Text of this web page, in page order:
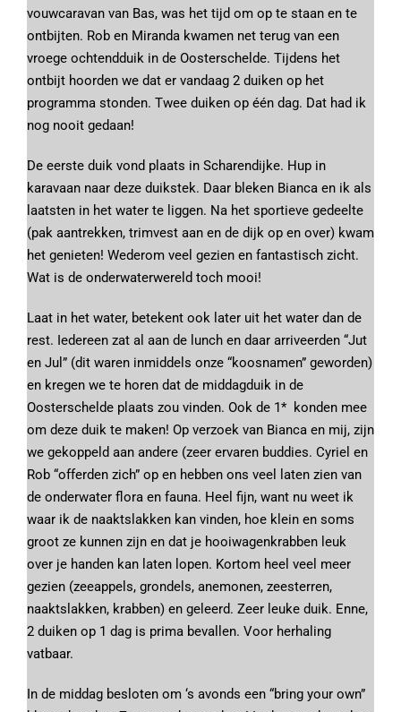
vouwcaravan van Bas, was het tijd om op te staan en te
ontbijten. Rob en Miranda kwamen net terug van een
vroege ochtendduik in de Oosterschelde. Tijdens het
ontbijt hoorden we dat er vandaag 2 duiken op het
programma stonden. Twee duiken op één dag. Dat had ik
nog nooit gedaan!
De eerste duik vond plaats in Scharendijke. Hup in
karavaan naar deze duikstek. Daar bleken Bianca en ik als
laatsten in het water te liggen. Na het sportieve gedeelte
(pak aantrekken, trimvest aan en de dijk op en over) kwam
het genieten! Wederom veel gezien en fantastisch zicht.
Wat is de onderwaterwereld toch mooi!
Laat in het water, betekent ook later uit het water dan de
rest. Iedereen zat al aan de lunch en daar arriveerden “Jut
en Jul” (dit waren inmiddels onze “koosnamen” geworden)
en kregen we te horen dat de middagduik in de
Oosterschelde plaats zou vinden. Ook de 1* konden mee
om deze duik te maken! Op verzoek van Bianca en mij, zijn
we gekoppeld aan andere (zeer ervaren buddies. Cyriel en
Rob “offerden zich” op en hebben ons veel laten zien van
de onderwater flora en fauna. Heel fijn, want nu weet ik
waar ik de naaktslakken kan vinden, hoe klein en soms
groot ze kunnen zijn en dat je hooiwagenkrabben leuk
over je handen kan laten lopen. Kortom heel veel meer
gezien (zeeappels, grondels, anemonen, zeesterren,
naaktslakken, krabben) en geleerd. Zeer leuke duik. Enne,
2 duiken op 1 dag is prima bevallen. Voor herhaling
vatbaar.
In de middag besloten om ‘s avonds een “bring your own”